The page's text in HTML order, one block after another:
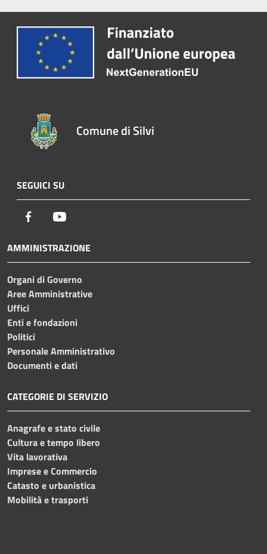
Comune di Silvi
SEGUICI SU
Facebook
AMMINISTRAZIONE
Organi di Governo
Aree Amministrative
Uffici
Enti e fondazioni
Politici
Personale Amministrativo
Documenti e dati
CATEGORIE DI SERVIZIO
Anagrafe e stato civile
Cultura e tempo libero
Vita lavorativa
Imprese e Commercio
Catasto e urbanistica
Mobilità e trasporti